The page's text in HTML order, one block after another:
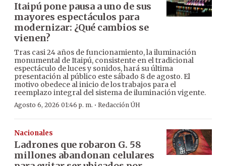
Itaipú pone pausa a uno de sus
mayores espectáculos para
modernizar: ¿Qué cambios se
vienen?
Tras casi 24 años de funcionamiento, la iluminación
monumental de Itaipú, consistente en el tradicional
espectáculo de luces y sonidos, hará su última
presentación al público este sábado 8 de agosto. El
motivo obedece al inicio de los trabajos para el
reemplazo integral del sistema de iluminación vigente.
Agosto 6, 2026 01:46 p. m. · Redacción ÚH
Nacionales
Ladrones que robaron G. 58
millones abandonan celulares